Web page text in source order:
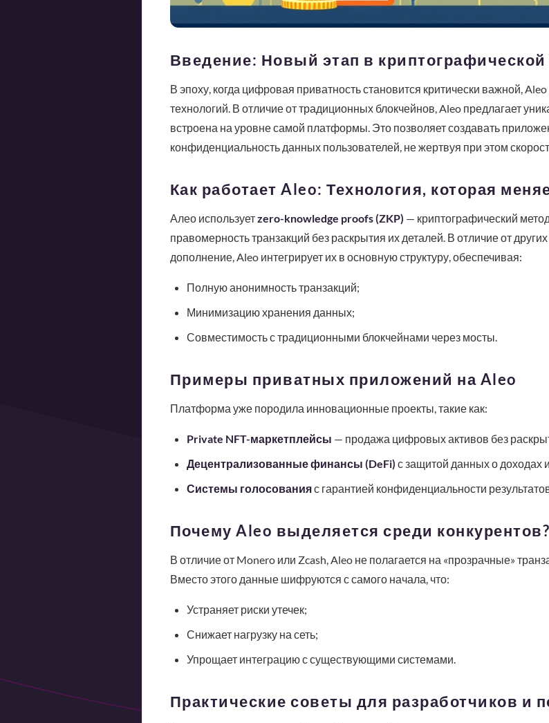
Введение: Новый этап в криптографической
В эпоху, когда цифровая приватность становится критически важной,
технологий. В отличие от традиционных блокчейнов, Aleo предлагает
встроена на уровне самой платформы. Это позволяет создавать
конфиденциальность данных пользователей, не жертвуя при этом
Как работает Aleo: Технология, которая
Алео используетzero-knowledge proofs (ZKP) — криптографический
правомерность транзакций без раскрытия их деталей. В отличие от
дополнение, Aleo интегрирует их в основную структуру, обеспечивая:
Полную анонимность транзакций;
Минимизацию хранения данных;
Совместимость с традиционными блокчейнами через мосты.
Примеры приватных приложений на Aleo
Платформа уже породила инновационные проекты, такие как:
Private NFT-маркетплейсы — продажа цифровых активов без
Децентрализованные финансы (DeFi) с защитой данных о доходах
Системы голосованияс гарантией конфиденциальности
Почему Aleo выделяется среди конкурентов?
В отличие от Monero или Zcash, Aleo не полагается на «прозрачные»
Вместо этого данные шифруются с самого начала, что:
Устраняет риски утечек;
Снижает нагрузку на сеть;
Упрощает интеграцию с существующими системами.
Практические советы для разработчиков и